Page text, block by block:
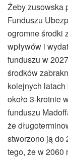
Żeby zusowska
Funduszu
ogromne środki
wpływów i
funduszu w
środków
kolejnych
około 3-krotnie
funduszu
że
stworzono ją do
tego, że w 2060